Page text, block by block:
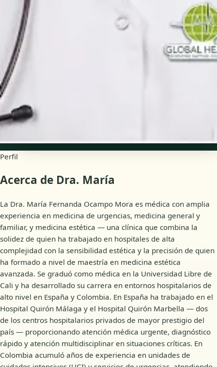
Consultas de medicina general
Idiomas
Disponibilidad
Perfil
Acerca de Dra. María
La Dra. María Fernanda Ocampo Mora es médica con amplia
experiencia en medicina de urgencias, medicina general y
familiar, y medicina estética — una clínica que combina la
solidez de quien ha trabajado en hospitales de alta
complejidad con la sensibilidad estética y la precisión de quien
ha formado a nivel de maestría en medicina estética
avanzada. Se graduó como médica en la Universidad Libre de
Cali y ha desarrollado su carrera en entornos hospitalarios de
alto nivel en España y Colombia. En España ha trabajado en el
Hospital Quirón Málaga y el Hospital Quirón Marbella — dos
de los centros hospitalarios privados de mayor prestigio del
país — proporcionando atención médica urgente, diagnóstico
rápido y atención multidisciplinar en situaciones críticas. En
Colombia acumuló años de experiencia en unidades de